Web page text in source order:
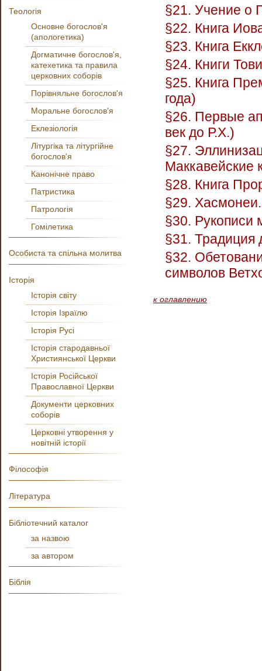
§21. Учение о
§22. Книга
§23. Книга
§24. Книги
§25. Книга
года)
§26. Первые
век до Р.Х.)
§27.
Маккавейские
§28. Книга
§29.
§30. Рукописи
§31. Традиция
§32.
символов
к оглавлению
Теологія
Основне богослов'я
(апологетика)
Догматичне богослов'я,
катехетика та правила
церковних соборів
Порівняльне богослов'я
Моральне богослов'я
Еклезіологія
Літургіка та літургійне
богослов'я
Канонічне право
Патристика
Патрологія
Гомілетика
Особиста та спільна молитва
Історія
Історія світу
Історія Ізраїлю
Історія Русі
Історія стародавньої
Християнської Церкви
Історія Російської
Православної Церкви
Документи церковних
соборів
Церковні утворення у
новітній історії
Філософія
Література
Бібліотечний каталог
за назвою
за автором
Біблія